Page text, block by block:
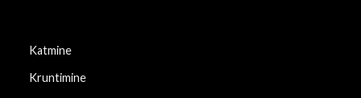
Katmine
Kruntimine